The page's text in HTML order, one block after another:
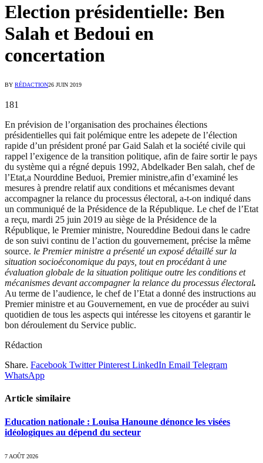
Election présidentielle: Ben
Salah et Bedoui en
concertation
BY RÉDACTION26 JUIN 2019
181
En prévision de l’organisation des prochaines élections
présidentielles qui fait polémique entre les adepete de l’élection
rapide d’un président proné par Gaid Salah et la société civile qui
rappel l’exigence de la transition politique, afin de faire sortir le pays
du système qui a régné depuis 1992, Abdelkader Ben salah, chef de
l’Etat,a Nourddine Beduoi, Premier ministre,afin d’examiné les
mesures à prendre relatif aux conditions et mécanismes devant
accompagner la relance du processus électoral, a-t-on indiqué dans
un communiqué de la Présidence de la République. Le chef de l’Etat
a reçu, mardi 25 juin 2019 au siège de la Présidence de la
République, le Premier ministre, Noureddine Bedoui dans le cadre
de son suivi continu de l’action du gouvernement, précise la même
source. le Premier ministre a présenté un exposé détaillé sur la
situation socioéconomique du pays, tout en procédant à une
évaluation globale de la situation politique outre les conditions et
mécanismes devant accompagner la relance du processus électoral.
Au terme de l’audience, le chef de l’Etat a donné des instructions au
Premier ministre et au Gouvernement, en vue de procéder au suivi
quotidien de tous les aspects qui intéresse les citoyens et garantir le
bon déroulement du Service public.
Rédaction
Share. Facebook Twitter Pinterest LinkedIn Email Telegram
WhatsApp
Article similaire
Education nationale : Louisa Hanoune dénonce les visées
idéologiques au dépend du secteur
7 AOÛT 2026